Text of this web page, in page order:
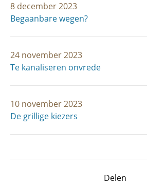
8 december 2023
Begaanbare wegen?
24 november 2023
Te kanaliseren onvrede
10 november 2023
De grillige kiezers
Delen